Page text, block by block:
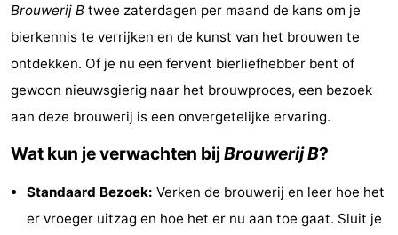
breakfasts)
Vakantiehuizen
-
Beachside
-
Blankenberger
Duinen
Center
Last
Brouwerij B twee zaterdagen per maand de kans om je
bierkennis te verrijken en de kunst van het brouwen te
ontdekken. Of je nu een fervent bierliefhebber bent of
gewoon nieuwsgierig naar het brouwproces, een bezoek
aan deze brouwerij is een onvergetelijke ervaring.
Wat kun je verwachten bij Brouwerij B?
Standaard Bezoek: Verken de brouwerij en leer hoe het
er vroeger uitzag en hoe het er nu aan toe gaat. Sluit je